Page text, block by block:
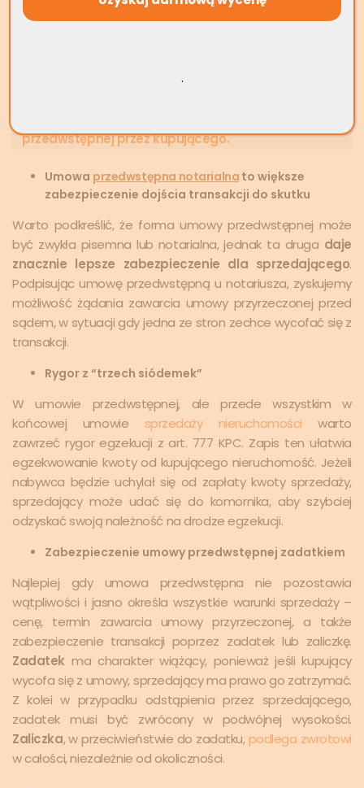
Zawarcie umowy przedwstępnej nie jest wymagane, lecz w
przedwstępnej przez kupującego.
Umowa przedwstępna notarialna to większe
zabezpieczenie dojścia transakcji do skutku
Warto podkreślić, że forma umowy przedwstępnej może
być zwykła pisemna lub notarialna, jednak ta druga daje
znacznie lepsze zabezpieczenie dla sprzedającego.
Podpisując umowę przedwstępną u notariusza, zyskujemy
możliwość żądania zawarcia umowy przyrzeczonej przed
sądem, w sytuacji gdy jedna ze stron zechce wycofać się z
transakcji.
Rygor z “trzech siódemek”
W umowie przedwstępnej, ale przede wszystkim w
końcowej umowie sprzedaży nieruchomości warto
zawrzeć rygor egzekucji z art. 777 KPC. Zapis ten ułatwia
egzekwowanie kwoty od kupującego nieruchomość. Jeżeli
nabywca będzie uchylał się od zapłaty kwoty sprzedaży,
sprzedający może udać się do komornika, aby szybciej
odzyskać swoją należność na drodze egzekucji.
Zabezpieczenie umowy przedwstępnej zadatkiem
Najlepiej gdy umowa przedwstępna nie pozostawia
wątpliwości i jasno określa wszystkie warunki sprzedaży –
cenę, termin zawarcia umowy przyrzeczonej, a także
zabezpieczenie transakcji poprzez zadatek lub zaliczkę.
Zadatek ma charakter wiążący, ponieważ jeśli kupujący
wycofa się z umowy, sprzedający ma prawo go zatrzymać.
Z kolei w przypadku odstąpienia przez sprzedającego,
zadatek musi być zwrócony w podwójnej wysokości.
Zaliczka, w przeciwieństwie do zadatku,podlega zwrotowi
w całości, niezależnie od okoliczności.
.